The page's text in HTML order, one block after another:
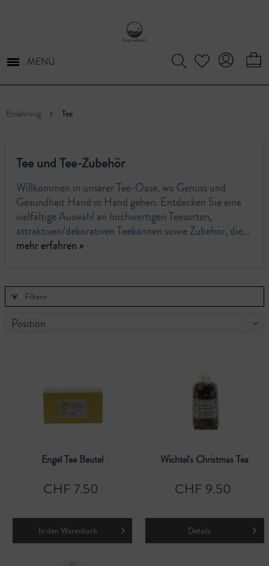
MENÜ
Ernährung Tee
Tee und Tee-Zubehör
Willkommen in unserer Tee-Oase, wo Genuss und
Gesundheit Hand in Hand gehen. Entdecken Sie eine
vielfältige Auswahl an hochwertigen Teesorten,
attraktiven/dekorativen Teekannen sowie Zubehör, die...
mehr erfahren »
Filtern
Engel Tee Beutel
CHF 7.50
In den Warenkorb
Wichtel's Christmas Tea
CHF 9.50
Details